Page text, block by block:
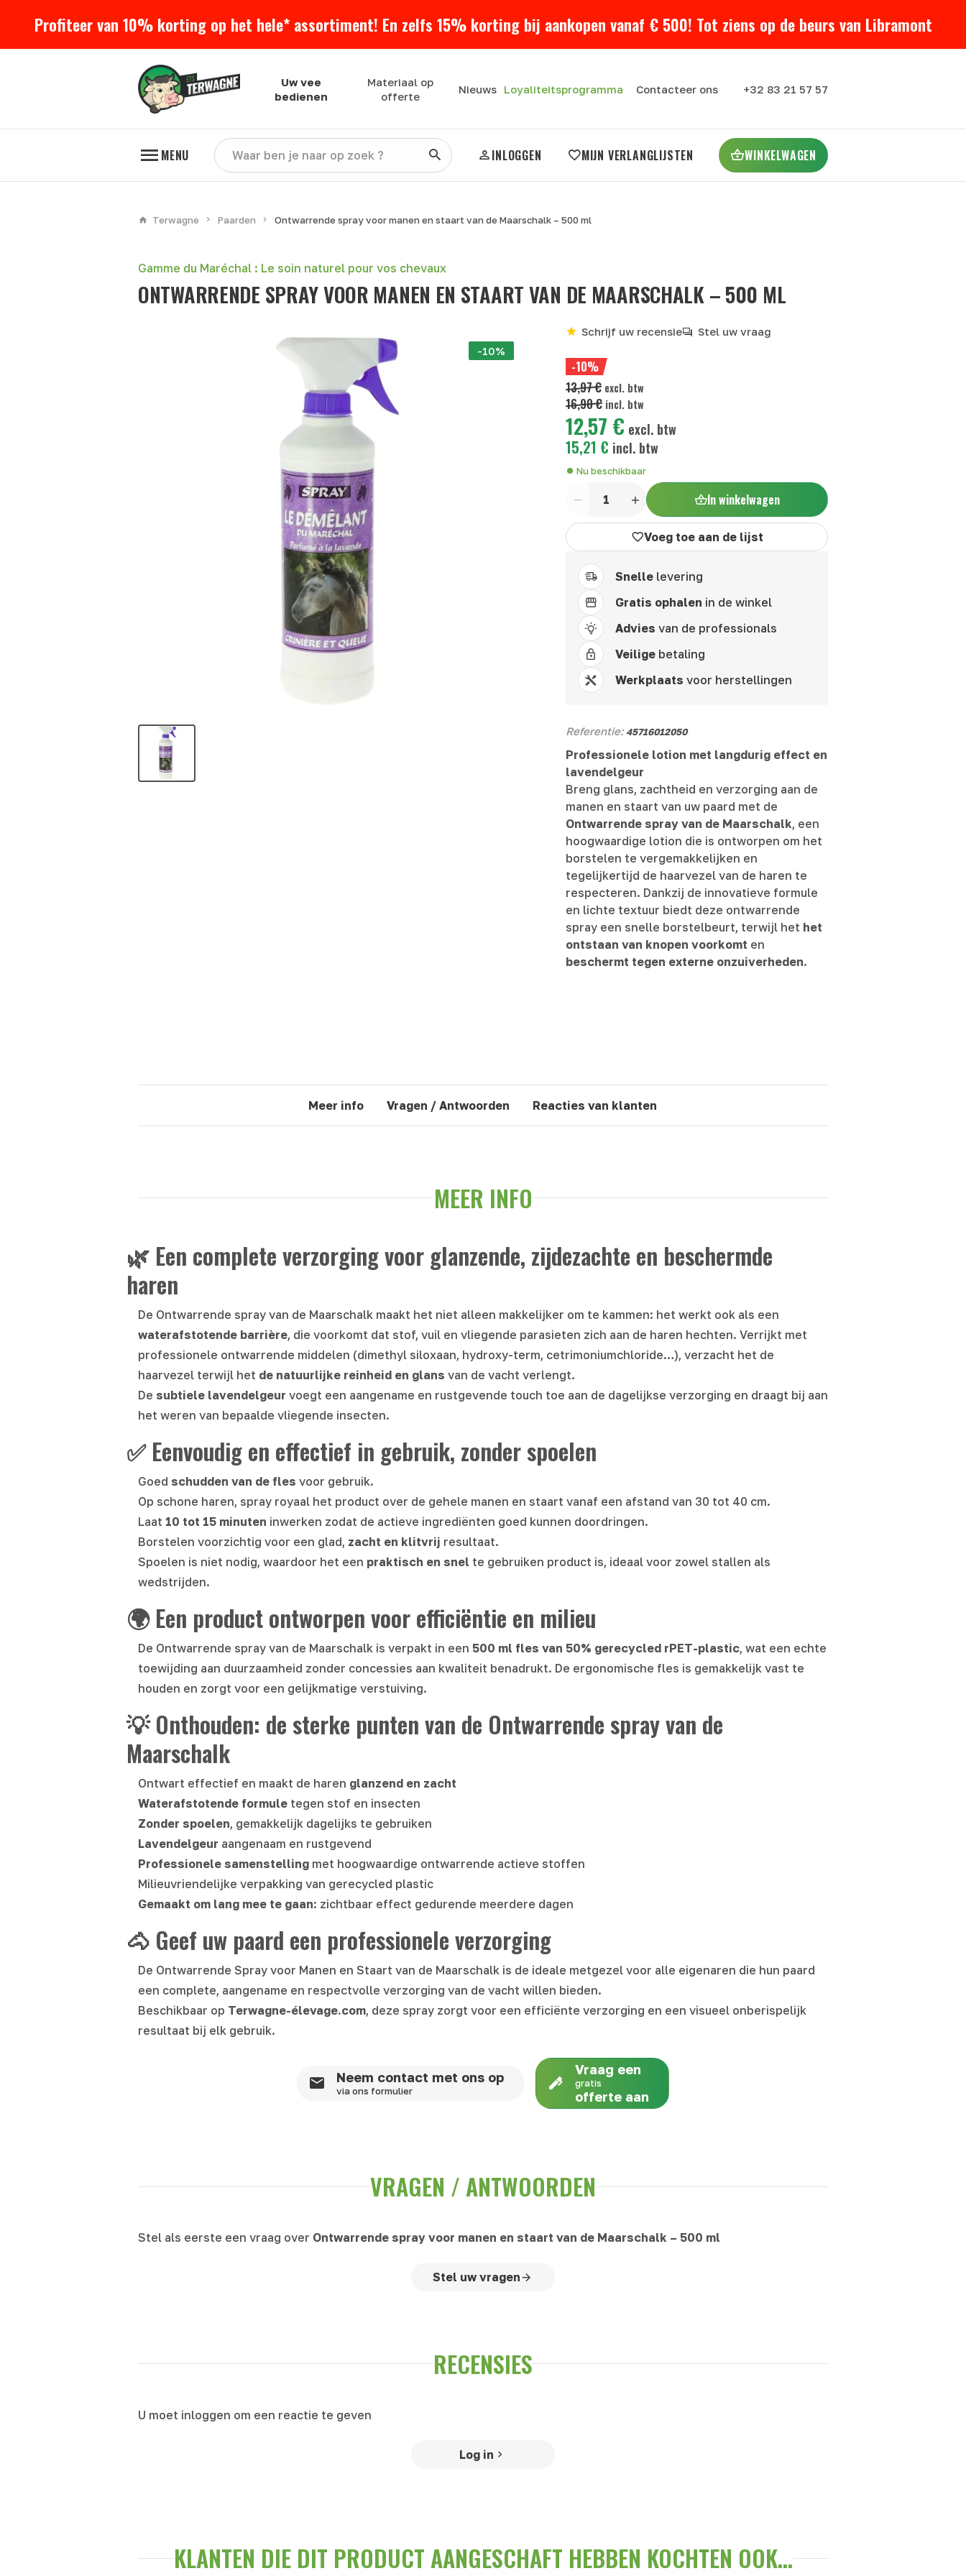
Profiteer van 10% korting op het hele* assortiment! En zelfs 15% korting bij aankopen vanaf € 500! Tot ziens op de beurs van Libramont
Uw vee
bedienen
Materiaal op
offerte
Nieuws Loyaliteitsprogramma Contacteer ons +32 83 21 57 57
MENU INLOGGEN MIJN VERLANGLIJSTEN WINKELWAGEN
Terwagne Paarden Ontwarrende spray voor manen en staart van de Maarschalk – 500 ml
Gamme du Maréchal : Le soin naturel pour vos chevaux
ONTWARRENDE SPRAY VOOR MANEN EN STAART VAN DE MAARSCHALK – 500 ML
Schrijf uw recensie
Stel uw vraag
-10%
-10%
13,97 € excl. btw
16,90 € incl. btw
12,57 € excl. btw
15,21 € incl. btw
Nu beschikbaar
Aantal In winkelwagen
Voeg toe aan de lijst
Snellelevering
Gratis ophalen in de winkel
Advies van de professionals
Veiligebetaling
Werkplaats voor herstellingen
Referentie: 45716012050
Professionele lotion met langdurig effect en
lavendelgeur
Breng glans, zachtheid en verzorging aan de
manen en staart van uw paard met de
Ontwarrende spray van de Maarschalk, een
hoogwaardige lotion die is ontworpen om het
borstelen te vergemakkelijken en
tegelijkertijd de haarvezel van de haren te
respecteren. Dankzij de innovatieve formule
en lichte textuur biedt deze ontwarrende
spray een snelle borstelbeurt, terwijl het het
ontstaan van knopen voorkomt en
beschermt tegen externe onzuiverheden.
Meer info Vragen / Antwoorden Reacties van klanten
MEER INFO
🌿 Een complete verzorging voor glanzende, zijdezachte en beschermde
haren
De Ontwarrende spray van de Maarschalk maakt het niet alleen makkelijker om te kammen: het werkt ook als een
waterafstotende barrière, die voorkomt dat stof, vuil en vliegende parasieten zich aan de haren hechten. Verrijkt met
professionele ontwarrende middelen (dimethyl siloxaan, hydroxy-term, cetrimoniumchloride…), verzacht het de
haarvezel terwijl het de natuurlijke reinheid en glans van de vacht verlengt.
De subtiele lavendelgeur voegt een aangename en rustgevende touch toe aan de dagelijkse verzorging en draagt bij aan
het weren van bepaalde vliegende insecten.
✅ Eenvoudig en effectief in gebruik, zonder spoelen
Goed schudden van de fles voor gebruik.
Op schone haren, spray royaal het product over de gehele manen en staart vanaf een afstand van 30 tot 40 cm.
Laat 10 tot 15 minuten inwerken zodat de actieve ingrediënten goed kunnen doordringen.
Borstelen voorzichtig voor een glad, zacht en klitvrij resultaat.
Spoelen is niet nodig, waardoor het een praktisch en snel te gebruiken product is, ideaal voor zowel stallen als
wedstrijden.
🌍 Een product ontworpen voor efficiëntie en milieu
De Ontwarrende spray van de Maarschalk is verpakt in een 500 ml fles van 50% gerecycled rPET-plastic, wat een echte
toewijding aan duurzaamheid zonder concessies aan kwaliteit benadrukt. De ergonomische fles is gemakkelijk vast te
houden en zorgt voor een gelijkmatige verstuiving.
💡 Onthouden: de sterke punten van de Ontwarrende spray van de
Maarschalk
Ontwart effectief en maakt de haren glanzend en zacht
Waterafstotende formule tegen stof en insecten
Zonder spoelen, gemakkelijk dagelijks te gebruiken
Lavendelgeur aangenaam en rustgevend
Professionele samenstelling met hoogwaardige ontwarrende actieve stoffen
Milieuvriendelijke verpakking van gerecycled plastic
Gemaakt om lang mee te gaan: zichtbaar effect gedurende meerdere dagen
🐴 Geef uw paard een professionele verzorging
De Ontwarrende Spray voor Manen en Staart van de Maarschalk is de ideale metgezel voor alle eigenaren die hun paard
een complete, aangename en respectvolle verzorging van de vacht willen bieden.
Beschikbaar op Terwagne-élevage.com, deze spray zorgt voor een efficiënte verzorging en een visueel onberispelijk
resultaat bij elk gebruik.
Neem contact met ons op
via ons formulier
Vraag een
gratis
offerte aan
VRAGEN / ANTWOORDEN
Stel als eerste een vraag over Ontwarrende spray voor manen en staart van de Maarschalk – 500 ml
Stel uw vragen
RECENSIES
U moet inloggen om een reactie te geven
Log in
KLANTEN DIE DIT PRODUCT AANGESCHAFT HEBBEN KOCHTEN OOK...